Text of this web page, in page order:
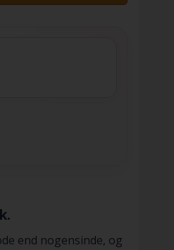
end nogensinde, og